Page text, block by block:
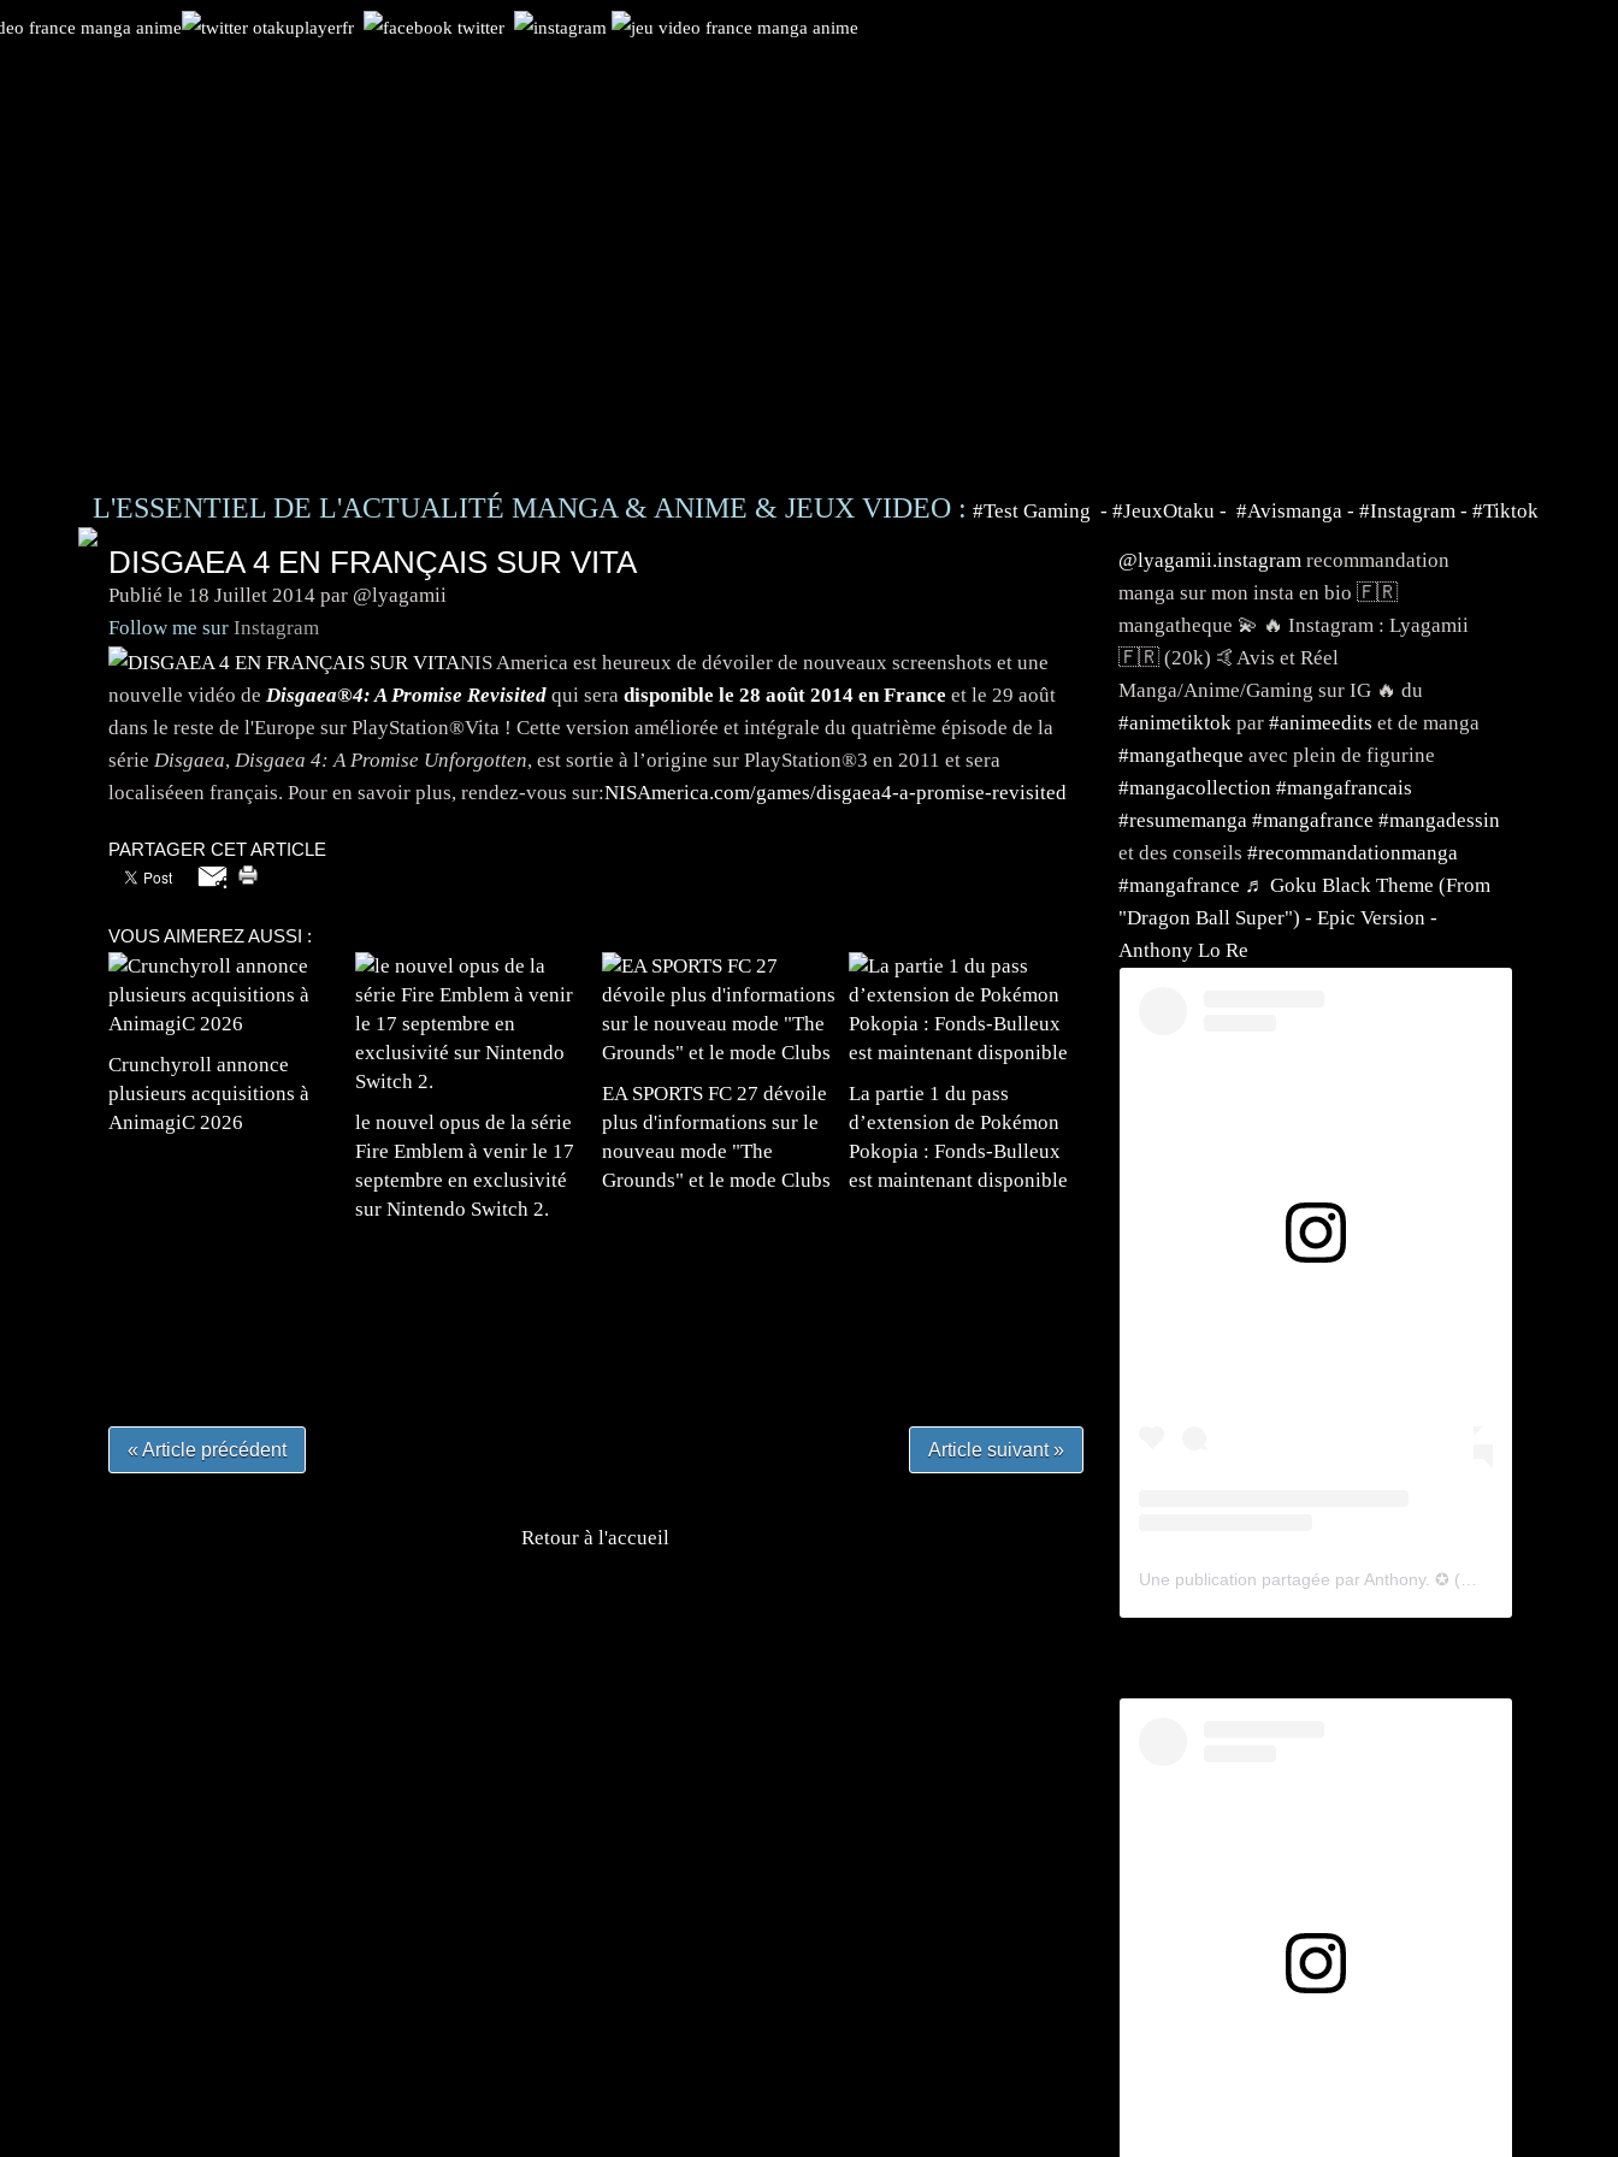
L'ESSENTIEL DE L'ACTUALITÉ MANGA & ANIME & JEUX VIDEO : #Test Gaming - #JeuxOtaku - #Avismanga - #Instagram - #Tiktok
DISGAEA 4 EN FRANÇAIS SUR VITA
Publié le 18 Juillet 2014par @lyagamii
Follow me sur Instagram
NIS America est heureux de dévoiler de nouveaux screenshots et une
nouvelle vidéo de Disgaea®4: A Promise Revisitedqui sera disponible le 28 août 2014 en France et le 29 août
dans le reste de l'Europe sur PlayStation®Vita ! Cette version améliorée et intégrale du quatrième épisode de la
série Disgaea, Disgaea 4: A Promise Unforgotten, est sortie à l’origine sur PlayStation®3 en 2011 et sera
localiséeen français. Pour en savoir plus, rendez-vous sur:NISAmerica.com/games/disgaea4-a-promise-revisited
PARTAGER CET ARTICLE
VOUS AIMEREZ AUSSI :
Crunchyroll annonce
plusieurs acquisitions à
AnimagiC 2026
le nouvel opus de la série
Fire Emblem à venir le 17
septembre en exclusivité
sur Nintendo Switch 2.
EA SPORTS FC 27 dévoile
plus d'informations sur le
nouveau mode "The
Grounds" et le mode Clubs
La partie 1 du pass
d’extension de Pokémon
Pokopia : Fonds-Bulleux
est maintenant disponible
« Article précédent Article suivant »
Retour à l'accueil
@lyagamii.instagram recommandation
manga sur mon insta en bio 🇫🇷
mangatheque 💫 🔥 Instagram : Lyagamii
🇫🇷 (20k) 🤙Avis et Réel
Manga/Anime/Gaming sur IG 🔥 du
#animetiktok par #animeedits et de manga
#mangatheque avec plein de figurine
#mangacollection #mangafrancais
#resumemanga #mangafrance #mangadessin
et des conseils #recommandationmanga
#mangafrance ♬ Goku Black Theme (From
"Dragon Ball Super") - Epic Version -
Anthony Lo Re